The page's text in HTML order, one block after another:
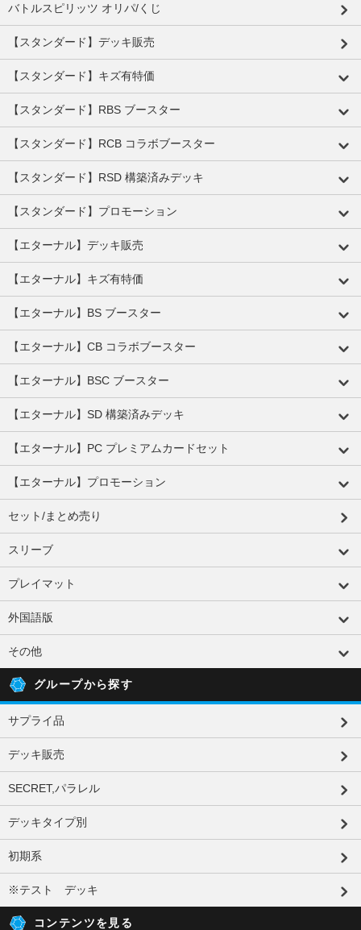
バトルスピリッツ オリパ/くじ
【スタンダード】デッキ販売
【スタンダード】キズ有特価
【スタンダード】RBS ブースター
【スタンダード】RCB コラボブースター
【スタンダード】RSD 構築済みデッキ
【スタンダード】プロモーション
【エターナル】デッキ販売
【エターナル】キズ有特価
【エターナル】BS ブースター
【エターナル】CB コラボブースター
【エターナル】BSC ブースター
【エターナル】SD 構築済みデッキ
【エターナル】PC プレミアムカードセット
【エターナル】プロモーション
セット/まとめ売り
スリーブ
プレイマット
外国語版
その他
グループから探す
サプライ品
デッキ販売
SECRET,パラレル
デッキタイプ別
初期系
※テスト デッキ
コンテンツを見る